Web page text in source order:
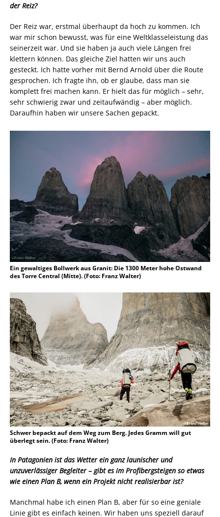
der Reiz?
Der Reiz war, erstmal überhaupt da hoch zu kommen. Ich
war mir schon bewusst, was für eine Weltklasseleistung das
seinerzeit war. Und sie haben ja auch viele Längen frei
klettern können. Das gleiche Ziel hatten wir uns auch
gesteckt. Ich hatte vorher mit Bernd Arnold über die Route
gesprochen. Ich fragte ihn, ob er glaube, dass man sie
komplett frei machen kann. Er hielt das für möglich – sehr,
sehr schwierig zwar und zeitaufwändig – aber möglich.
Daraufhin haben wir unsere Sachen gepackt.
Ein gewaltiges Bollwerk aus Granit: Die 1300 Meter hohe Ostwand
des Torre Central (Mitte). (Foto: Franz Walter)
Schwer bepackt auf dem Weg zum Berg. Jedes Gramm will gut
überlegt sein. (Foto: Franz Walter)
In Patagonien ist das Wetter ein ganz launischer und
unzuverlässiger Begleiter – gibt es im Profibergsteigen so etwas
wie einen Plan B, wenn ein Projekt nicht realisierbar ist?
Manchmal habe ich einen Plan B, aber für so eine geniale
Linie gibt es einfach keinen. Wir haben uns speziell darauf